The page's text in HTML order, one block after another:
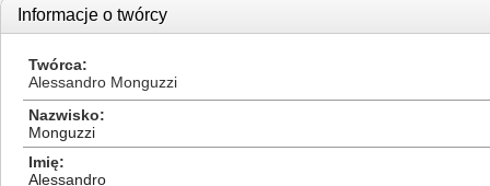
Informacje o twórcy
Twórca
Alessandro Monguzzi
Nazwisko
Monguzzi
Imię
Alessandro